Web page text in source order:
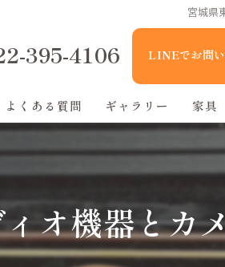
宮城県
395-4106 LINEでお問
よくある質問 ギャラリー 家具
オ機器とカ